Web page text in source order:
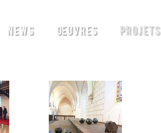
NEWS ŒUVRES PROJETS